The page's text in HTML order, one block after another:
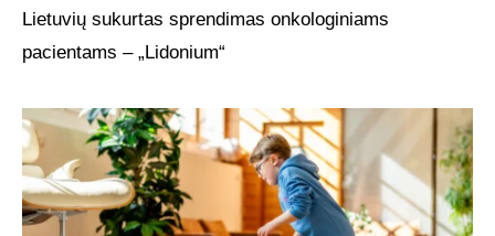
Lietuvių sukurtas sprendimas onkologiniams
pacientams – „Lidonium“